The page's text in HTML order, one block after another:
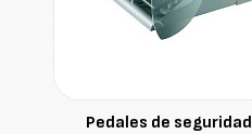
Pedales de seguridad